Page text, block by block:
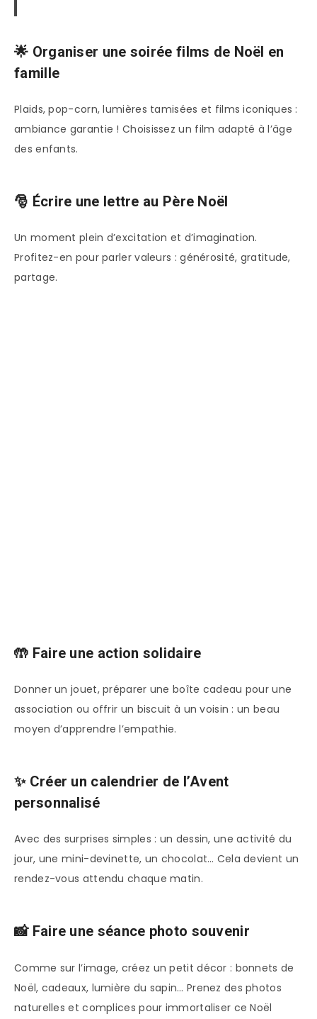
🌟 Organiser une soirée films de Noël en
famille
Plaids, pop-corn, lumières tamisées et films iconiques :
ambiance garantie ! Choisissez un film adapté à l’âge
des enfants.
🎅 Écrire une lettre au Père Noël
Un moment plein d’excitation et d’imagination.
Profitez-en pour parler valeurs : générosité, gratitude,
partage.
🤲 Faire une action solidaire
Donner un jouet, préparer une boîte cadeau pour une
association ou offrir un biscuit à un voisin : un beau
moyen d’apprendre l’empathie.
✨ Créer un calendrier de l’Avent
personnalisé
Avec des surprises simples : un dessin, une activité du
jour, une mini-devinette, un chocolat… Cela devient un
rendez-vous attendu chaque matin.
📸 Faire une séance photo souvenir
Comme sur l’image, créez un petit décor : bonnets de
Noël, cadeaux, lumière du sapin… Prenez des photos
naturelles et complices pour immortaliser ce Noël